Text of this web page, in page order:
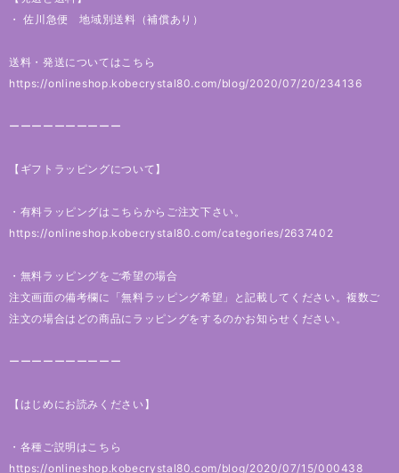
・ 佐川急便 地域別送料（補償あり）
送料・発送についてはこちら
https://onlineshop.kobecrystal80.com/blog/2020/07/20/234136
ーーーーーーーーーー
【ギフトラッピングについて】
・有料ラッピングはこちらからご注文下さい。
https://onlineshop.kobecrystal80.com/categories/2637402
・無料ラッピングをご希望の場合
注文画面の備考欄に「無料ラッピング希望」と記載してください。複数ご
注文の場合はどの商品にラッピングをするのかお知らせください。
ーーーーーーーーーー
【はじめにお読みください】
・各種ご説明はこちら
https://onlineshop.kobecrystal80.com/blog/2020/07/15/000438